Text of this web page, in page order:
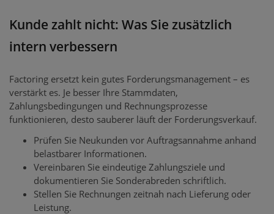
Kunde zahlt nicht: Was Sie zusätzlich
intern verbessern
Factoring ersetzt kein gutes Forderungsmanagement – es
verstärkt es. Je besser Ihre Stammdaten,
Zahlungsbedingungen und Rechnungsprozesse
funktionieren, desto sauberer läuft der Forderungsverkauf.
Prüfen Sie Neukunden vor Auftragsannahme anhand
belastbarer Informationen.
Vereinbaren Sie eindeutige Zahlungsziele und
dokumentieren Sie Sonderabreden schriftlich.
Stellen Sie Rechnungen zeitnah nach Lieferung oder
Leistung.